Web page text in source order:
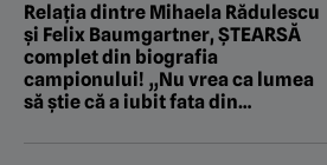
Relația dintre Mihaela Rădulescu
și Felix Baumgartner, ȘTEARSĂ
complet din biografia
campionului! „Nu vrea ca lumea
să știe că a iubit fata din